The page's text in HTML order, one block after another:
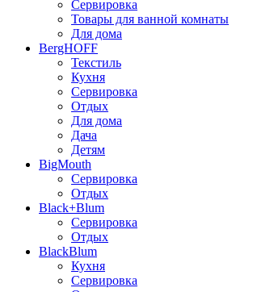
Сервировка
Товары для ванной комнаты
Для дома
BergHOFF
Текстиль
Кухня
Сервировка
Отдых
Для дома
Дача
Детям
BigMouth
Сервировка
Отдых
Black+Blum
Сервировка
Отдых
BlackBlum
Кухня
Сервировка